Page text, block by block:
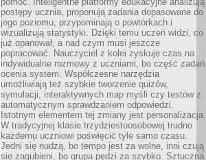
postępy ucznia, proponują zadania dopasowane do
jego poziomu, przypominają o powtórkach i
wizualizują statystyki. Dzięki temu uczeń widzi, co
już opanował, a nad czym musi jeszcze
popracować. Nauczyciel z kolei zyskuje czas na
indywidualne rozmowy z uczniami, bo część zadań
ocenia system. Współczesne narzędzia
umożliwiają też szybkie tworzenie quizów,
symulacji, interaktywnych map myśli czy testów z
automatycznym sprawdzaniem odpowiedzi.
Istotnym elementem tej zmiany jest personalizacja.
W tradycyjnej klasie trzydziestoosobowej trudno
każdemu uczniowi poświęcić tyle samo czasu.
Jedni się nudzą, bo tempo jest za wolne, inni czują
się zagubieni, bo grupa pędzi za szybko. Sztuczna